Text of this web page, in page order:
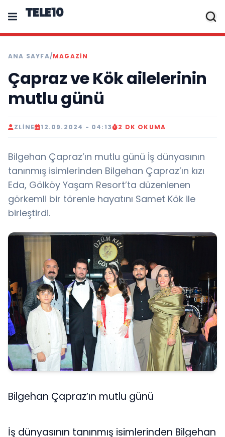
TELE10
ANA SAYFA/MAGAZIN
Çapraz ve Kök ailelerinin
mutlu günü
ZLINE 12.09.2024 - 04:13 2 DK OKUMA
Bilgehan Çapraz’ın mutlu günü İş dünyasının
tanınmış isimlerinden Bilgehan Çapraz’ın kızı
Eda, Gölköy Yaşam Resort’ta düzenlenen
görkemli bir törenle hayatını Samet Kök ile
birleştirdi.
Bilgehan Çapraz’ın mutlu günü
İş dünyasının tanınmış isimlerinden Bilgehan